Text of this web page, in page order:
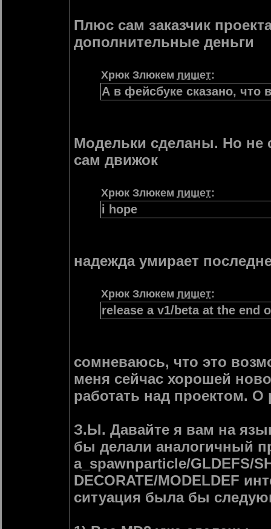
Плюс сам заказчик
дополнительные деньги
Хрюк Злюкем пишет:
А в фейсбуке сказано, что
Модельки сделаны. Но не
сам движок
Хрюк Злюкем пишет:
i hope
надежда умирает
Хрюк Злюкем пишет:
release a v1/beta at the end
сомневаюсь, что это
меня сейчас хорошей
работать над проектом.
З.Ы. Давайте я вам на
бы делали аналогичный
a_spawnparticle/GLDEFS/
DECORATE/MODELDEF
ситуация была бы